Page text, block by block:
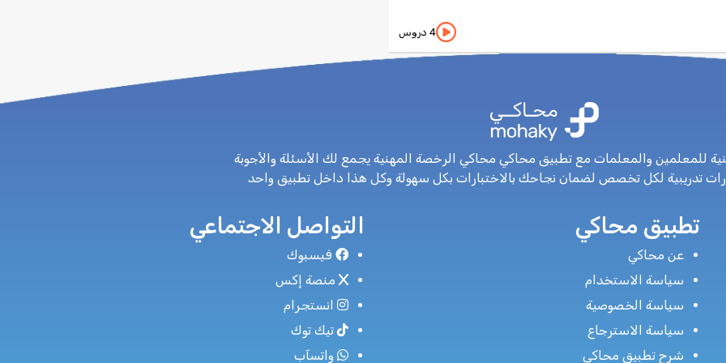
4 دروس
للمعلمين والمعلمات مع تطبيق محاكي محاكي الرخصة المهنية يجمع لك الأسئلة والأجوبة
تدريبية لكل تخصص لضمان نجاحك بالاختبارات بكل سهولة وكل هذا داخل تطبيق واحد
تطبيق محاكي
عن محاكي
سياسة الاستخدام
سياسة الخصوصية
سياسة الاسترجاع
شرح تطبيق محاكي
التواصل الاجتماعي
فيسبوك
منصة إكس
انستجرام
تيك توك
واتسآب